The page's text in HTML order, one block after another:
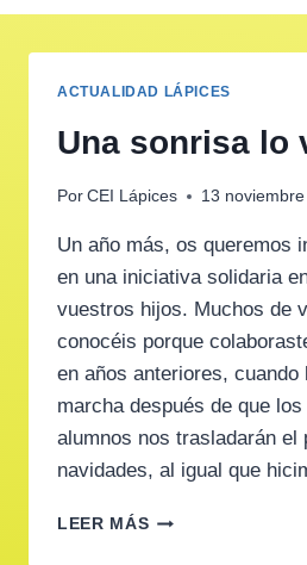
ACTUALIDAD LÁPICES
Una sonrisa lo
Por CEI Lápices 13
Un año más, os queremos
en una iniciativa solidaria
vuestros hijos. Muchos de
conocéis porque
en años anteriores, cuando
marcha después de que
alumnos nos trasladarán el
navidades, al igual que
LEER MÁSUNA